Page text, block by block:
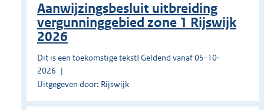
Aanwijzingsbesluit uitbreiding
vergunninggebied zone 1 Rijswijk
2026
Dit is een toekomstige tekst! Geldend vanaf 05-10-
2026
Uitgegeven door: Rijswijk